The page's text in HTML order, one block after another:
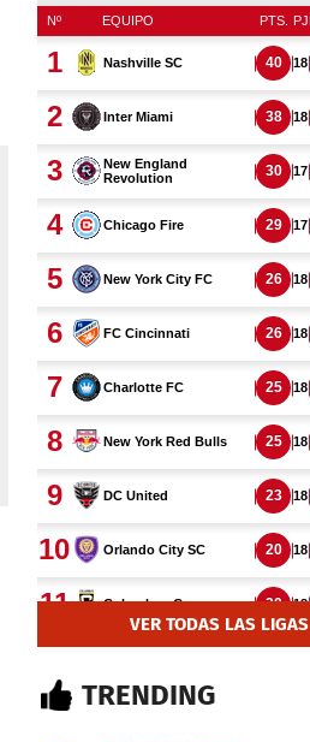
VER TODAS LAS LIGAS
TRENDING